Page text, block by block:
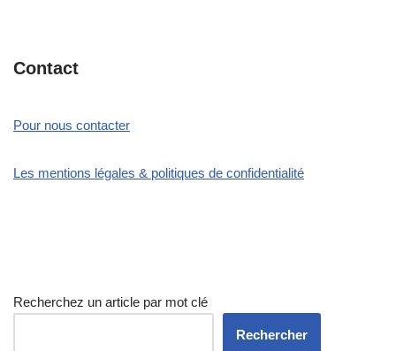
Contact
Pour nous contacter
Les mentions légales & politiques de confidentialité
Recherchez un article par mot clé
Rechercher